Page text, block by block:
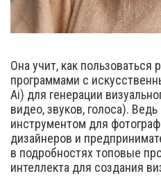
Она учит, как пользоваться
программами с
Ai) для генерации
видео, звуков, голоса).
инструментом для
дизайнеров и
в подробностях топовые
интеллекта для создания